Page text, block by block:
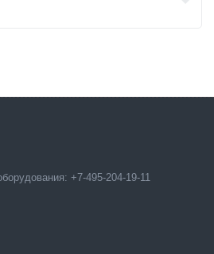
+7-495-204-19-11